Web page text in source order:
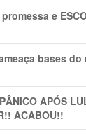
e
bases
APÓS
ACABOU!!